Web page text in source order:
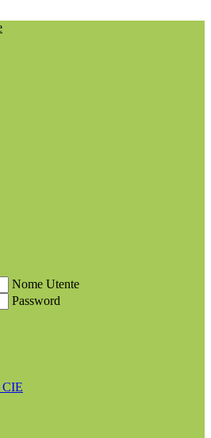
Nome Utente
Password
CIE